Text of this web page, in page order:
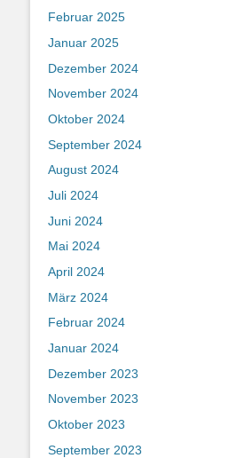
Februar 2025
Januar 2025
Dezember 2024
November 2024
Oktober 2024
September 2024
August 2024
Juli 2024
Juni 2024
Mai 2024
April 2024
März 2024
Februar 2024
Januar 2024
Dezember 2023
November 2023
Oktober 2023
September 2023